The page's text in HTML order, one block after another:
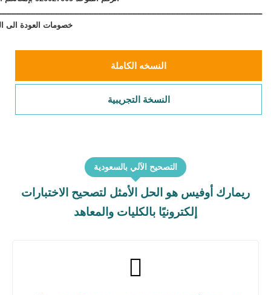
خصومات العودة الى المدارس تصل إلى
النسخه الكاملة
النسخة التجريبية
التصحيح الآلي بالسعودية
ريمارك أوفيس هو الحل الأمثل لتصحيح الاختبارات
إلكترونيًا بالكليات والمعاهد